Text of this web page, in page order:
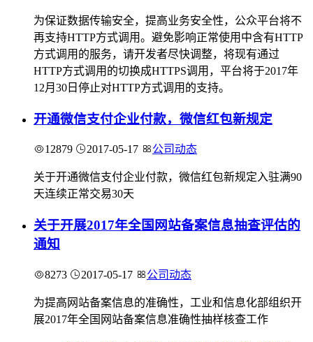
为保证数据传输安全，提高业务安全性，公众平台将不
再支持HTTP方式调用。避免影响正常使用中含有HTTP
方式调用的服务，请开发者尽快调整，将现有通过
HTTP方式调用的切换成HTTPS调用，平台将于2017年
12月30日停止对HTTP方式调用的支持。
开通微信支付企业付款，微信红包新规定
12879 2017-05-17 公司动态
关于开通微信支付企业付款，微信红包新规定入驻满90
天连续正常交易30天
关于开展2017年全国网站备案信息抽查评估的
通知
8273 2017-05-17 公司动态
为提高网站备案信息的准确性，工业和信息化部组织开
展2017年全国网站备案信息准确性抽样核查工作